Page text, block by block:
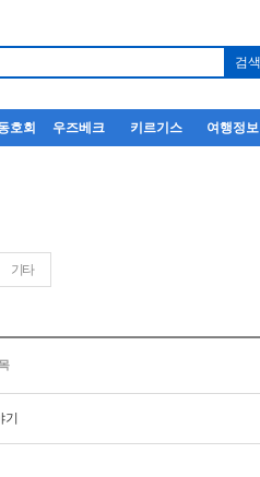
호회 우즈베크 키르기스 여행정보
기타